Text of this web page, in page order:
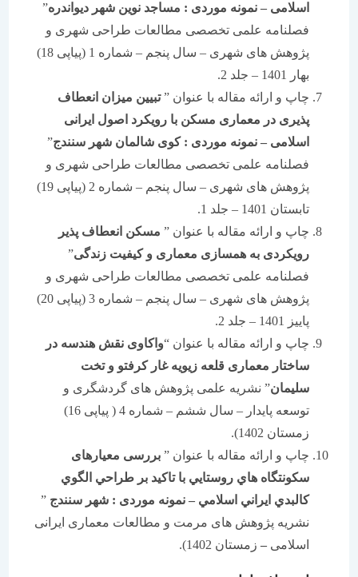
اسلامی–نمونه موردی : مساجد نوین شهر دیواندره”
فصلنامه علمی تخصصی مطالعات طراحی شهری و
پژوهش های شهری – سال پنجم – شماره 1 (پیاپی 18)
چاپ و ارائه مقاله با عنوان ”تبیین میزان انعطاف
پذیری در معماری مسکن با رویکرد اصول ایرانی
اسلامی–نمونه موردی : کوی شالمان شهر سنندج”
فصلنامه علمی تخصصی مطالعات طراحی شهری و
پژوهش های شهری – سال پنجم – شماره 2 (پیاپی 19)
تابستان 1401 – جلد 1.
چاپ و ارائه مقاله با عنوان ”مسکن انعطاف پذیر
رویکردی به همسازی معماری و کیفیت زندگی”
فصلنامه علمی تخصصی مطالعات طراحی شهری و
پژوهش های شهری – سال پنجم – شماره 3 (پیاپی 20)
چاپ و ارائه مقاله با عنوان “واکاوی نقش هندسه در
ساختار معماری قلعه زیویه غار کرفتو و تخت
سلیمان” نشریه علمی پژوهش های گردشگری و
توسعه پایدار – سال ششم – شماره 4 ( پیاپی 16)
زمستان 1402).
چاپ و ارائه مقاله با عنوان ”بررسی معیارهای
سكونتگاه هاي روستايي با تاکید بر طراحي الگوي
كالبدي ايراني اسلامي–نمونه موردی : شهر سنندج”
نشریه پژوهش های مرمت و مطالعات معماری ایرانی
اسلامی–زمستان 1402).